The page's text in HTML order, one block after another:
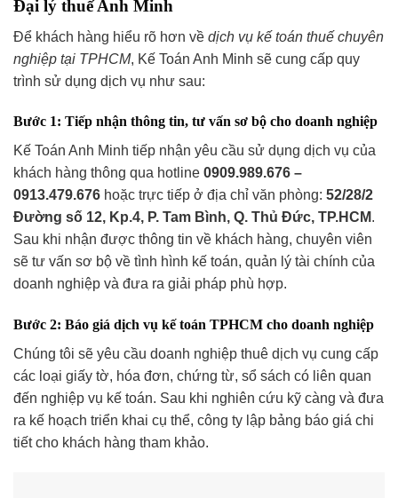
Đại lý thuế Anh Minh
Để khách hàng hiểu rõ hơn về dịch vụ kế toán thuế chuyên
nghiệp tại TPHCM, Kế Toán Anh Minh sẽ cung cấp quy
trình sử dụng dịch vụ như sau:
Bước 1: Tiếp nhận thông tin, tư vấn sơ bộ cho doanh nghiệp
Kế Toán Anh Minh tiếp nhận yêu cầu sử dụng dịch vụ của
khách hàng thông qua hotline 0909.989.676 –
0913.479.676 hoặc trực tiếp ở địa chỉ văn phòng: 52/28/2
Đường số 12, Kp.4, P. Tam Bình, Q. Thủ Đức, TP.HCM.
Sau khi nhận được thông tin về khách hàng, chuyên viên
sẽ tư vấn sơ bộ về tình hình kế toán, quản lý tài chính của
doanh nghiệp và đưa ra giải pháp phù hợp.
Bước 2: Báo giá dịch vụ kế toán TPHCM cho doanh nghiệp
Chúng tôi sẽ yêu cầu doanh nghiệp thuê dịch vụ cung cấp
các loại giấy tờ, hóa đơn, chứng từ, sổ sách có liên quan
đến nghiệp vụ kế toán. Sau khi nghiên cứu kỹ càng và đưa
ra kế hoạch triển khai cụ thể, công ty lập bảng báo giá chi
tiết cho khách hàng tham khảo.